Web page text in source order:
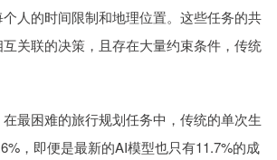
人的时间限制和地理位置。这些任务的共
关联的决策，且存在大量约束条件，传统
最困难的旅行规划任务中，传统的单次生
，即便是最新的AI模型也只有11.7%的成